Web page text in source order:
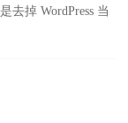
去掉 WordPress 当